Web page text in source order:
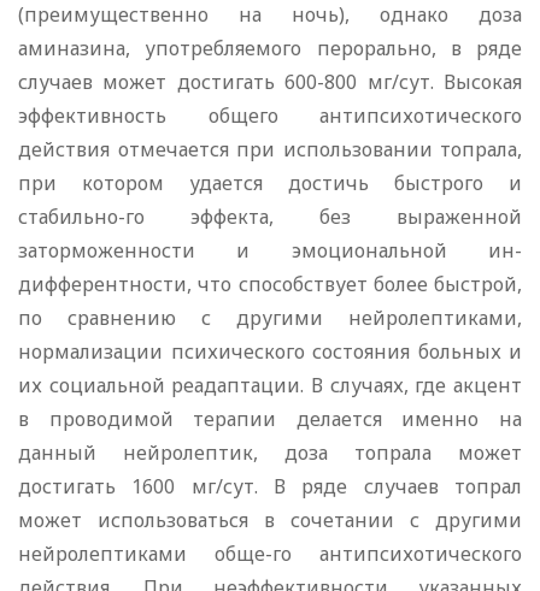
(преимущественно на ночь), однако доза
аминазина, употребляемого перорально, в ряде
случаев может достигать 600-800 мг/сут. Высокая
эффективность общего антипсихотического
действия отмечается при использовании топрала,
при котором удается достичь быстрого и
стабильно-го эффекта, без выраженной
заторможенности и эмоциональной ин-
дифферентности, что способствует более быстрой,
по сравнению с другими нейролептиками,
нормализации психического состояния больных и
их социальной реадаптации. В случаях, где акцент
в проводимой терапии делается именно на
данный нейролептик, доза топрала может
достигать 1600 мг/сут. В ряде случаев топрал
может использоваться в сочетании с другими
нейролептиками обще-го антипсихотического